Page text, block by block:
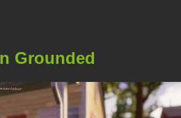
Grounded